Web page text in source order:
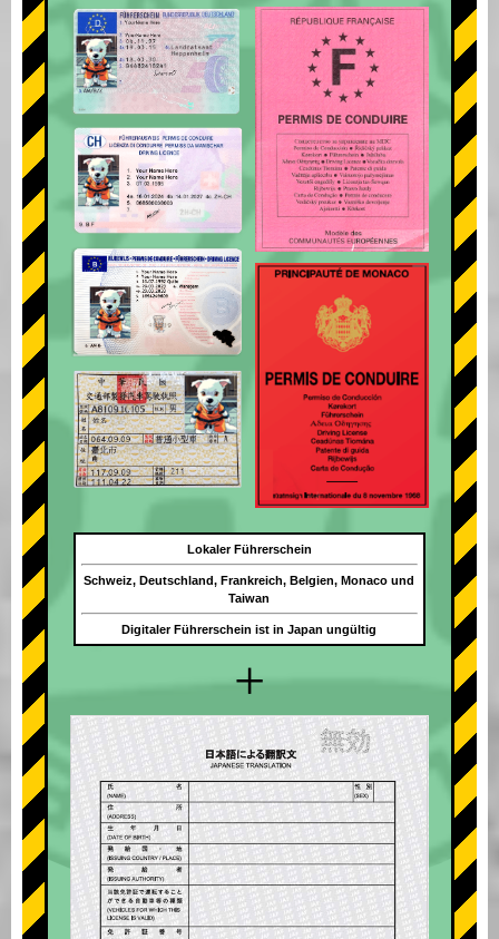
+
Lokaler Führerschein
Schweiz, Deutschland, Frankreich, Belgien, Monaco und
Taiwan
Digitaler Führerschein ist in Japan ungültig